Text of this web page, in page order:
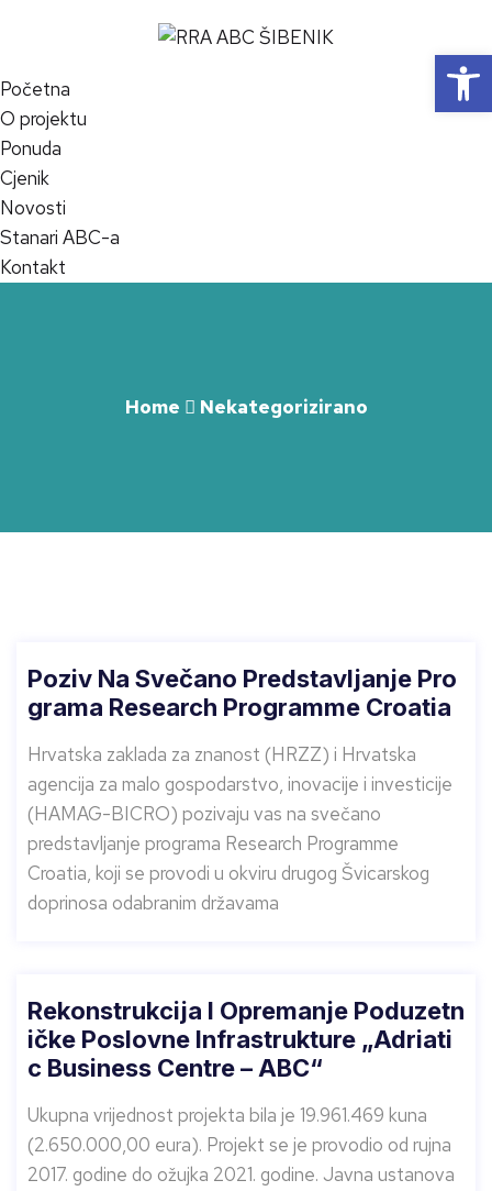
Početna
O projektu
Ponuda
Cjenik
Novosti
Stanari ABC-a
Kontakt
Home Nekategorizirano
Poziv Na Svečano Predstavljanje Pro
Grama Research Programme Croatia
Hrvatska zaklada za znanost (HRZZ) i Hrvatska
agencija za malo gospodarstvo, inovacije i investicije
(HAMAG-BICRO) pozivaju vas na svečano
predstavljanje programa Research Programme
Croatia, koji se provodi u okviru drugog Švicarskog
doprinosa odabranim državama
Rekonstrukcija I Opremanje Poduzetn
Ičke Poslovne Infrastrukture „Adriati
C Business Centre – ABC“
Ukupna vrijednost projekta bila je 19.961.469 kuna
(2.650.000,00 eura). Projekt se je provodio od rujna
2017. godine do ožujka 2021. godine. Javna ustanova